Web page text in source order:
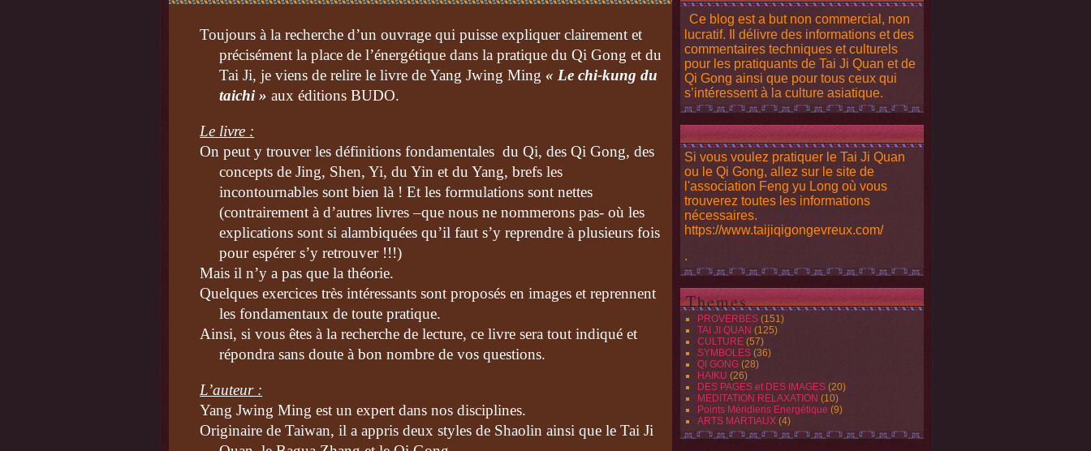
Toujours à la recherche d’un ouvrage qui puisse expliquer clairement et
précisément la place de l’énergétique dans la pratique du Qi Gong et du
Tai Ji, je viens de relire le livre de Yang Jwing Ming « Le chi-kung du
taichi » aux éditions BUDO.
Le livre :
On peut y trouver les définitions fondamentales du Qi, des Qi Gong, des
concepts de Jing, Shen, Yi, du Yin et du Yang, brefs les
incontournables sont bien là ! Et les formulations sont nettes
(contrairement à d’autres livres –que nous ne nommerons pas- où les
explications sont si alambiquées qu’il faut s’y reprendre à plusieurs fois
pour espérer s’y retrouver !!!)
Mais il n’y a pas que la théorie.
Quelques exercices très intéressants sont proposés en images et reprennent
les fondamentaux de toute pratique.
Ainsi, si vous êtes à la recherche de lecture, ce livre sera tout indiqué et
répondra sans doute à bon nombre de vos questions.
L’auteur :
Yang Jwing Ming est un expert dans nos disciplines.
Originaire de Taiwan, il a appris deux styles de Shaolin ainsi que le Tai Ji
Ce blog est a but non commercial, non
lucratif. Il délivre des informations et des
commentaires techniques et culturels
pour les pratiquants de Tai Ji Quan et de
Qi Gong ainsi que pour tous ceux qui
s’intéressent à la culture asiatique.
Si vous voulez pratiquer le Tai Ji Quan
ou le Qi Gong, allez sur le site de
l'association Feng yu Long où vous
trouverez toutes les informations
nécessaires.
https://www.taijiqigongevreux.com/
.
Themes
PROVERBES (151)
TAI JI QUAN (125)
CULTURE (57)
SYMBOLES (36)
QI GONG (28)
HAIKU (26)
DES PAGES et DES IMAGES (20)
MEDITATION RELAXATION (10)
Points Méridiens Energétique (9)
ARTS MARTIAUX (4)